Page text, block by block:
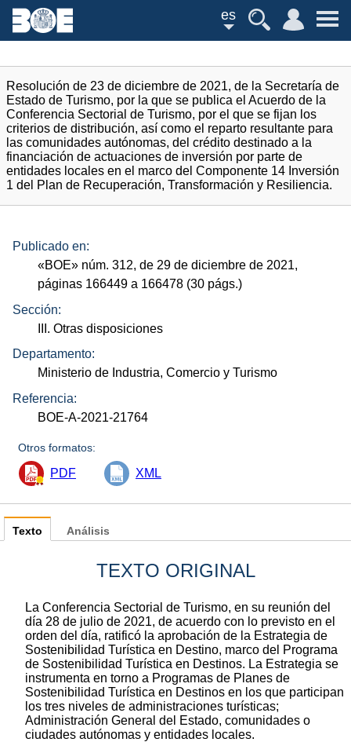
es
Resolución de 23 de diciembre de 2021, de la Secretaría de
Estado de Turismo, por la que se publica el Acuerdo de la
Conferencia Sectorial de Turismo, por el que se fijan los
criterios de distribución, así como el reparto resultante para
las comunidades autónomas, del crédito destinado a la
financiación de actuaciones de inversión por parte de
entidades locales en el marco del Componente 14 Inversión
1 del Plan de Recuperación, Transformación y Resiliencia.
Publicado en:
«BOE» núm. 312, de 29 de diciembre de 2021,
páginas 166449 a 166478 (30 págs.)
Sección:
III. Otras disposiciones
Departamento:
Ministerio de Industria, Comercio y Turismo
Referencia:
BOE-A-2021-21764
Otros formatos:
PDF XML
Texto
TEXTO ORIGINAL
La Conferencia Sectorial de Turismo, en su reunión del
día 28 de julio de 2021, de acuerdo con lo previsto en el
orden del día, ratificó la aprobación de la Estrategia de
Sostenibilidad Turística en Destino, marco del Programa
de Sostenibilidad Turística en Destinos. La Estrategia se
instrumenta en torno a Programas de Planes de
Sostenibilidad Turística en Destinos en los que participan
los tres niveles de administraciones turísticas;
Administración General del Estado, comunidades o
ciudades autónomas y entidades locales.
Análisis